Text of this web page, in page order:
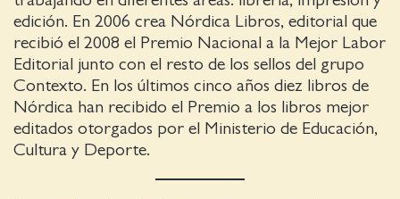
edición. En 2006 crea Nórdica Libros, editorial que
recibió el 2008 el Premio Nacional a la Mejor Labor
Editorial junto con el resto de los sellos del grupo
Contexto. En los últimos cinco años diez libros de
Nórdica han recibido el Premio a los libros mejor
editados otorgados por el Ministerio de Educación,
Cultura y Deporte.